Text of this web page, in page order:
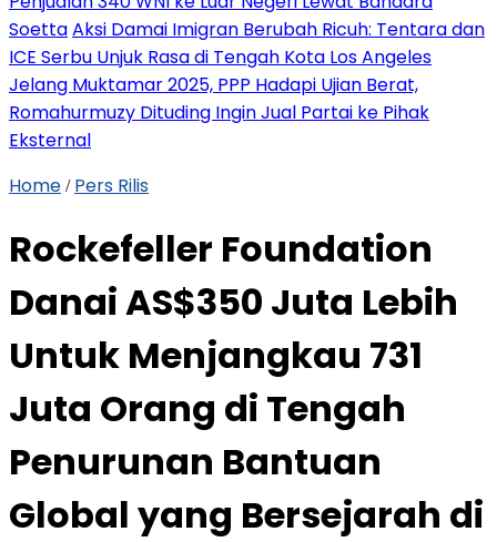
SoettaAksi Damai Imigran Berubah Ricuh: Tentara dan
ICE Serbu Unjuk Rasa di Tengah Kota Los Angeles
Jelang Muktamar 2025, PPP Hadapi Ujian Berat,
Romahurmuzy Dituding Ingin Jual Partai ke Pihak
Eksternal
Home / Pers Rilis
Rockefeller Foundation
Danai AS$350 Juta Lebih
Untuk Menjangkau 731
Juta Orang di Tengah
Penurunan Bantuan
Global yang Bersejarah di